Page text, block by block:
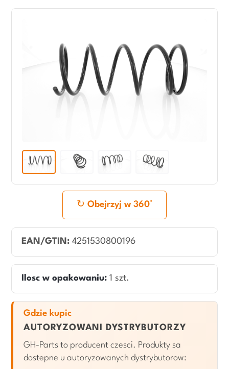
Obejrzyj w 360°
EAN/GTIN: 4251530800196
Ilosc w opakowaniu: 1 szt.
Gdzie kupic
AUTORYZOWANI DYSTRYBUTORZY
GH-Parts to producent czesci. Produkty sa
dostepne u autoryzowanych dystrybutorow: